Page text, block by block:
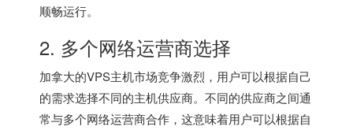
顺畅运行。
2. 多个网络运营商选择
加拿大的VPS主机市场竞争激烈，用户可以根据自己
的需求选择不同的主机供应商。不同的供应商之间通
常与多个网络运营商合作，这意味着用户可以根据自